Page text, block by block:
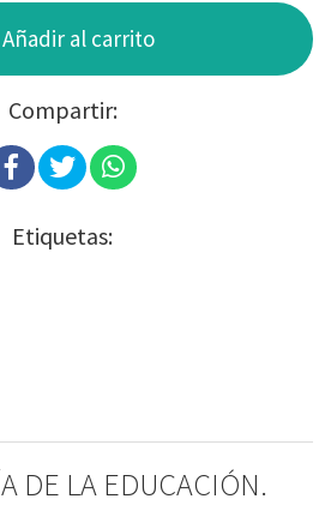
Añadir al carrito
Compartir:
Etiquetas:
DE LA EDUCACIÓN.